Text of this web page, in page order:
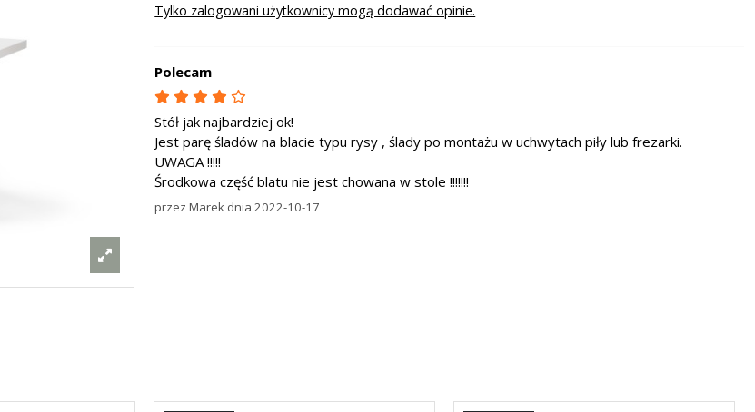
Tylko zalogowani użytkownicy mogą dodawać opinie.
Polecam
Stół jak najbardziej ok!
Jest parę śladów na blacie typu rysy , ślady po montażu w uchwytach piły lub frezarki.
UWAGA !!!!!
Środkowa część blatu nie jest chowana w stole !!!!!!!
przezMarek dnia2022-10-17